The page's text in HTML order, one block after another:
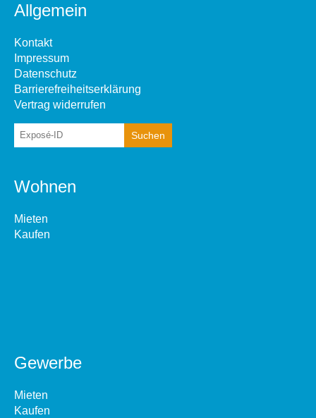
Allgemein
Kontakt
Impressum
Datenschutz
Barrierefreiheitserklärung
Vertrag widerrufen
Wohnen
Mieten
Kaufen
Gewerbe
Mieten
Kaufen